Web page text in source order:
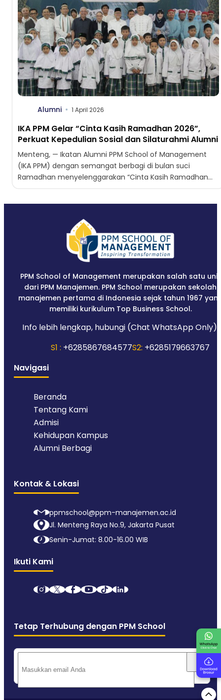
Alumni 1 April 2026
IKA PPM Gelar “Cinta Kasih Ramadhan 2026”,
Perkuat Kepedulian Sosial dan Silaturahmi Alumni
Menteng, — Ikatan Alumni PPM School of Management
(IKA PPM) dengan semangat berbagi di bulan suci
Ramadhan menyelenggarakan “Cinta Kasih Ramadhan
2026”. Acara ini menghadirkan...
PPM School of Management merupakan salah satu unit
dari PPM Manajemen. PPM School merupakan sekolah
manajemen pertama di Indonesia sejak tahun 1967
memiliki kurikulum Top Business School.
Info lebih lengkap, hubungi (Chat WhatsApp Only):
S1 : +6285867684577S2: +6285179663767
Navigasi
Beranda
Tentang Kami
Admisi
Kehidupan Kampus
Alumni Berbagi
Kontak & Lokasi
ppmschool@ppm-manajemen.ac.id
Jl. Menteng Raya No.9, Jakarta Pusat
Senin-Jumat: 8.00-16.00 WIB
Ikuti Kami
Tetap Terhubung dengan PPM School